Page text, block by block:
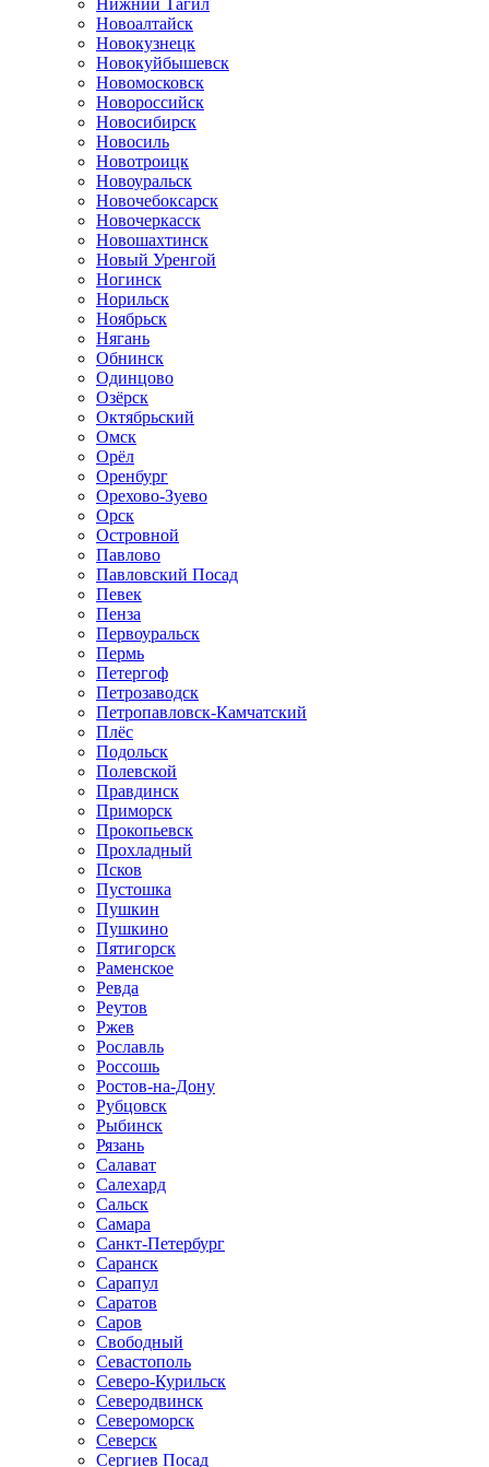
Нижний Тагил
Новоалтайск
Новокузнецк
Новокуйбышевск
Новомосковск
Новороссийск
Новосибирск
Новосиль
Новотроицк
Новоуральск
Новочебоксарск
Новочеркасск
Новошахтинск
Новый Уренгой
Ногинск
Норильск
Ноябрьск
Нягань
Обнинск
Одинцово
Озёрск
Октябрьский
Омск
Орёл
Оренбург
Орехово-Зуево
Орск
Островной
Павлово
Павловский Посад
Певек
Пенза
Первоуральск
Пермь
Петергоф
Петрозаводск
Петропавловск-Камчатский
Плёс
Подольск
Полевской
Правдинск
Приморск
Прокопьевск
Прохладный
Псков
Пустошка
Пушкин
Пушкино
Пятигорск
Раменское
Ревда
Реутов
Ржев
Рославль
Россошь
Ростов-на-Дону
Рубцовск
Рыбинск
Рязань
Салават
Салехард
Сальск
Самара
Санкт-Петербург
Саранск
Сарапул
Саратов
Саров
Свободный
Севастополь
Северо-Курильск
Северодвинск
Североморск
Северск
Сергиев Посад